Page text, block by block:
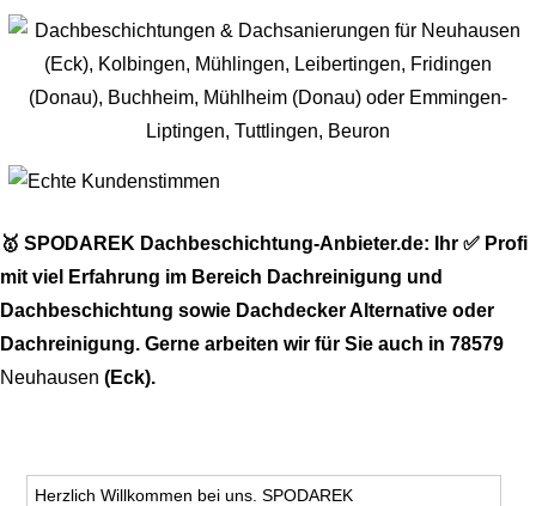
🥇 SPODAREK Dachbeschichtung-Anbieter.de: Ihr ✅ Profi
mit viel Erfahrung im Bereich Dachreinigung und
Dachbeschichtung sowie Dachdecker Alternative oder
Dachreinigung. Gerne arbeiten wir für Sie auch in 78579
Neuhausen (Eck).
Herzlich Willkommen bei uns. SPODAREK